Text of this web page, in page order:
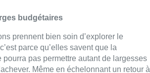
budgétaires
prennent bien soin d’explorer le
parce qu’elles savent que la
pourra pas permettre autant de largesses
Même en échelonnant un retour à